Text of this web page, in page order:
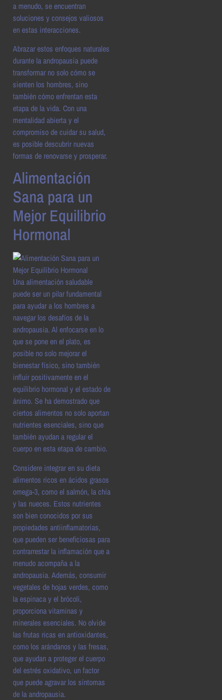
a menudo, se encuentran
soluciones y consejos valiosos
en estas interacciones.
Abrazar estos enfoques naturales
durante la andropausia puede
transformar no solo cómo se
sienten los hombres, sino
también cómo enfrentan esta
etapa de la vida. Con una
mentalidad abierta y el
compromiso de cuidar su salud,
es posible descubrir nuevas
formas de renovarse y prosperar.
Alimentación
Sana para un
Mejor Equilibrio
Hormonal
Una alimentación saludable
puede ser un pilar fundamental
para ayudar a los hombres a
navegar los desafíos de la
andropausia. Al enfocarse en lo
que se pone en el plato, es
posible no solo mejorar el
bienestar físico, sino también
influir positivamente en el
equilibrio hormonal y el estado de
ánimo. Se ha demostrado que
ciertos alimentos no solo aportan
nutrientes esenciales, sino que
también ayudan a regular el
cuerpo en esta etapa de cambio.
Considere integrar en su dieta
alimentos ricos en ácidos grasos
omega-3, como el salmón, la chía
y las nueces. Estos nutrientes
son bien conocidos por sus
propiedades antiinflamatorias,
que pueden ser beneficiosas para
contrarrestar la inflamación que a
menudo acompaña a la
andropausia. Además, consumir
vegetales de hojas verdes, como
la espinaca y el brócoli,
proporciona vitaminas y
minerales esenciales. No olvide
las frutas ricas en antioxidantes,
como los arándanos y las fresas,
que ayudan a proteger el cuerpo
del estrés oxidativo, un factor
que puede agravar los síntomas
de la andropausia.